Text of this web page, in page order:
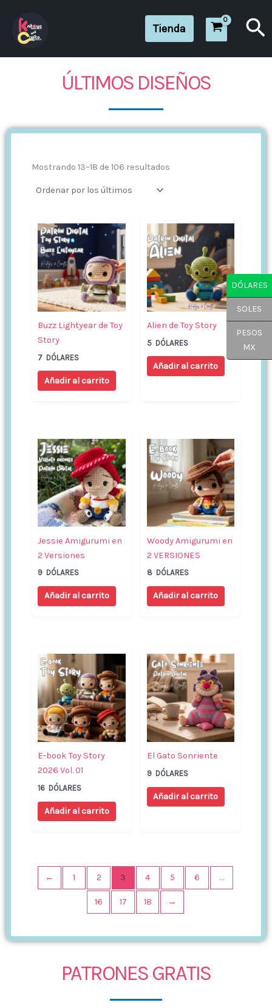
contenido
Tienda
ÚLTIMOS DISEÑOS
Mostrando 13–18 de 106 resultados
Ordenado
Buzz Lightyear de Toy
Story
7 DÓLARES
Añadir al carrito
Alien de Toy Story
5 DÓLARES
Añadir al carrito
Jessie Amigurumi en
2 Versiones
9 DÓLARES
Añadir al carrito
Woody Amigurumi en
2 VERSIONES
8 DÓLARES
Añadir al carrito
E-book Toy Story
2026 Vol. 01
16 DÓLARES
Añadir al carrito
El Gato Sonriente
9 DÓLARES
Añadir al carrito
← 1 2 3 4 5 6 …
16 17 18 →
PATRONES GRATIS
DÓLARES
SOLES
PESOS
MX